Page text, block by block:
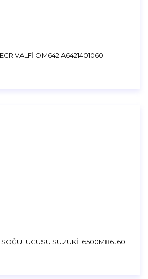
VALFİ OM642 A6421401060
SUZUKİ 16500M86J60